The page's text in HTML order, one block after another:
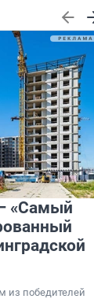
«Самый
из победителей